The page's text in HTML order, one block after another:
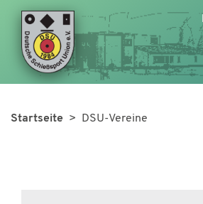
Startseite > DSU-Vereine